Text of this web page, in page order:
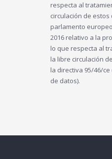
respecta al
circulación de estos
parlamento
2016 relativo a la
lo que respecta al
la libre circulación
la directiva 95/46/
de datos).